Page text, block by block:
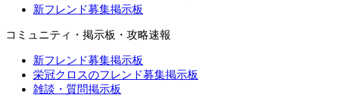
新フレンド募集掲示板
コミュニティ・掲示板・攻略速報
新フレンド募集掲示板
栄冠クロスのフレンド募集掲示板
雑談・質問掲示板